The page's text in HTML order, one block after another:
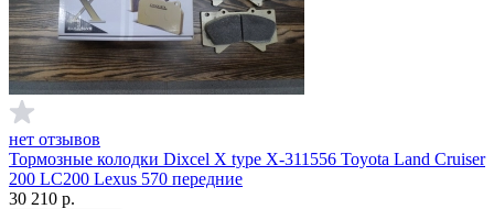
нет отзывов
Тормозные колодки Dixcel X type X-311556 Toyota Land Cruiser
200 LC200 Lexus 570 передние
30 210 р.